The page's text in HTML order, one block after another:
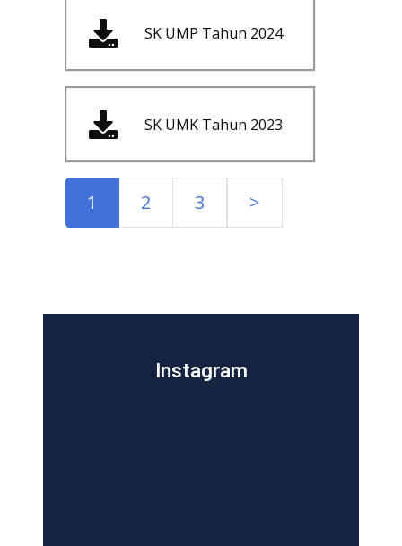
SK UMP Tahun 2024
SK UMK Tahun 2023
1 2 3 >
Instagram